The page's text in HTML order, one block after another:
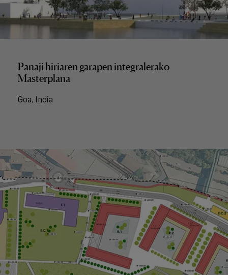
Panaji hiriaren garapen integralerako
Masterplana
Goa, India